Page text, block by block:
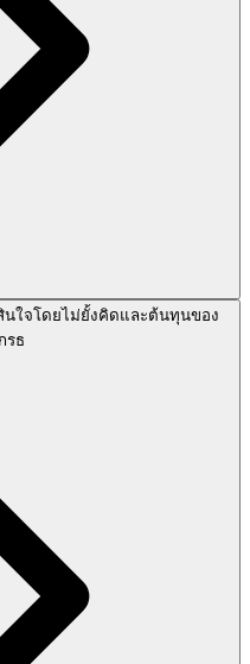
นใจโดยไม่ยั้งคิดและต้นทุนของ
รธ